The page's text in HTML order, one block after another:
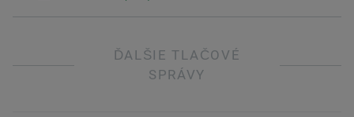
ĎALŠIE TLAČOVÉ
SPRÁVY